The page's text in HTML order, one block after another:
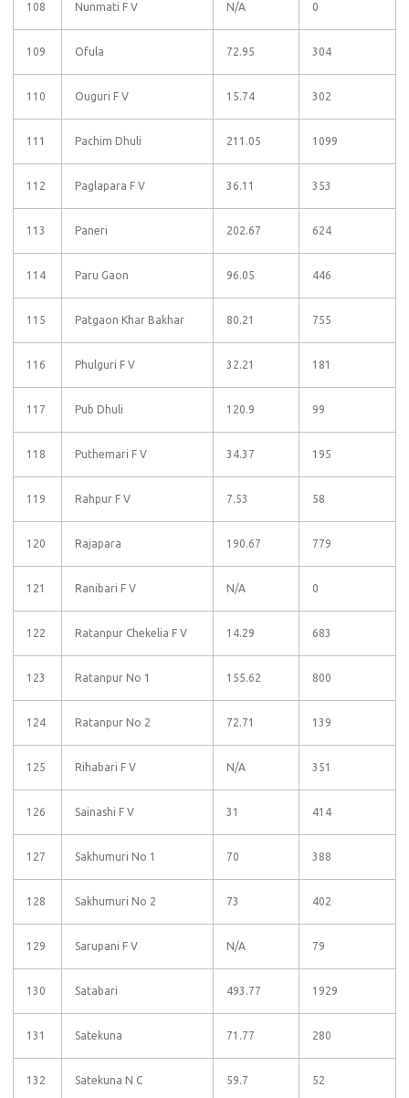
108 Nunmati F V N/A 0
109 Ofula 72.95 304
110 Ouguri F V 15.74 302
111 Pachim Dhuli 211.05 1099
112 Paglapara F V 36.11 353
113 Paneri 202.67 624
114 Paru Gaon 96.05 446
115 Patgaon Khar Bakhar 80.21 755
116 Phulguri F V 32.21 181
117 Pub Dhuli 120.9 99
118 Puthemari F V 34.37 195
119 Rahpur F V 7.53 58
120 Rajapara 190.67 779
121 Ranibari F V N/A 0
122 Ratanpur Chekelia F V 14.29 683
123 Ratanpur No 1 155.62 800
124 Ratanpur No 2 72.71 139
125 Rihabari F V N/A 351
126 Sainashi F V 31 414
127 Sakhumuri No 1 70 388
128 Sakhumuri No 2 73 402
129 Sarupani F V N/A 79
130 Satabari 493.77 1929
131 Satekuna 71.77 280
132 Satekuna N C 59.7 52